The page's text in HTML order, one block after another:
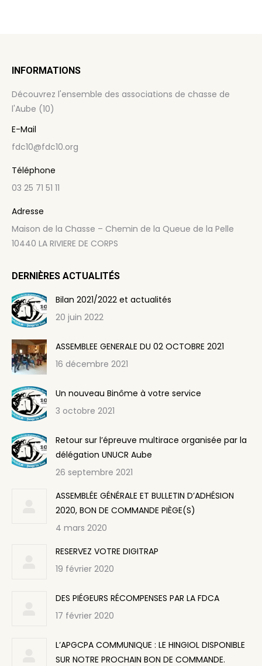
INFORMATIONS
Découvrez l'ensemble des associations de chasse de
l'Aube (10)
E-Mail
fdc10@fdc10.org
Téléphone
03 25 71 51 11
Adresse
Maison de la Chasse – Chemin de la Queue de la Pelle
10440 LA RIVIERE DE CORPS
DERNIÈRES ACTUALITÉS
Bilan 2021/2022 et actualités
20 juin 2022
ASSEMBLEE GENERALE DU 02 OCTOBRE 2021
16 décembre 2021
Un nouveau Binôme à votre service
3 octobre 2021
Retour sur l’épreuve multirace organisée par la
délégation UNUCR Aube
26 septembre 2021
ASSEMBLÉE GÉNÉRALE ET BULLETIN D’ADHÉSION
2020, BON DE COMMANDE PIÈGE(S)
4 mars 2020
RESERVEZ VOTRE DIGITRAP
19 février 2020
DES PIÉGEURS RÉCOMPENSES PAR LA FDCA
17 février 2020
L’APGCPA COMMUNIQUE : LE HINGIOL DISPONIBLE
SUR NOTRE PROCHAIN BON DE COMMANDE.